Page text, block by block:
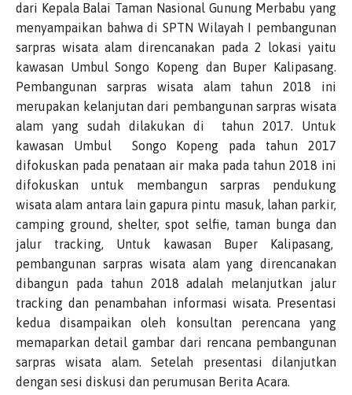
dari Kepala Balai Taman Nasional Gunung Merbabu yang
menyampaikan bahwa di SPTN Wilayah I pembangunan
sarpras wisata alam direncanakan pada 2 lokasi yaitu
kawasan Umbul Songo Kopeng dan Buper Kalipasang.
Pembangunan sarpras wisata alam tahun 2018 ini
merupakan kelanjutan dari pembangunan sarpras wisata
alam yang sudah dilakukan di tahun 2017. Untuk
kawasan Umbul Songo Kopeng pada tahun 2017
difokuskan pada penataan air maka pada tahun 2018 ini
difokuskan untuk membangun sarpras pendukung
wisata alam antara lain gapura pintu masuk, lahan parkir,
camping ground, shelter, spot selfie, taman bunga dan
jalur tracking, Untuk kawasan Buper Kalipasang,
pembangunan sarpras wisata alam yang direncanakan
dibangun pada tahun 2018 adalah melanjutkan jalur
tracking dan penambahan informasi wisata. Presentasi
kedua disampaikan oleh konsultan perencana yang
memaparkan detail gambar dari rencana pembangunan
sarpras wisata alam. Setelah presentasi dilanjutkan
dengan sesi diskusi dan perumusan Berita Acara.